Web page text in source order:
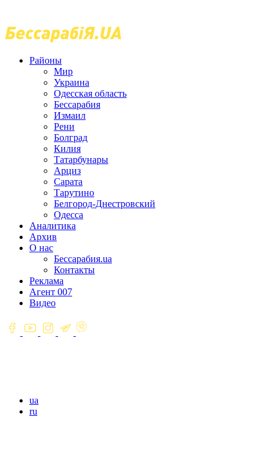
Районы
Мир
Украина
Одесская область
Бессарабия
Измаил
Рени
Болград
Килия
Татарбунары
Арциз
Сарата
Тарутино
Белгород-Днестровский
Одесса
Аналитика
Архив
О нас
Бессарабия.ua
Контакты
Реклама
Агент 007
Видео
ua
ru